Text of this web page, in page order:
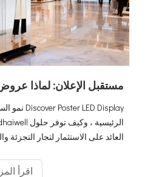
العائد على الاستثمار لتجار التجزئة
اقرأ